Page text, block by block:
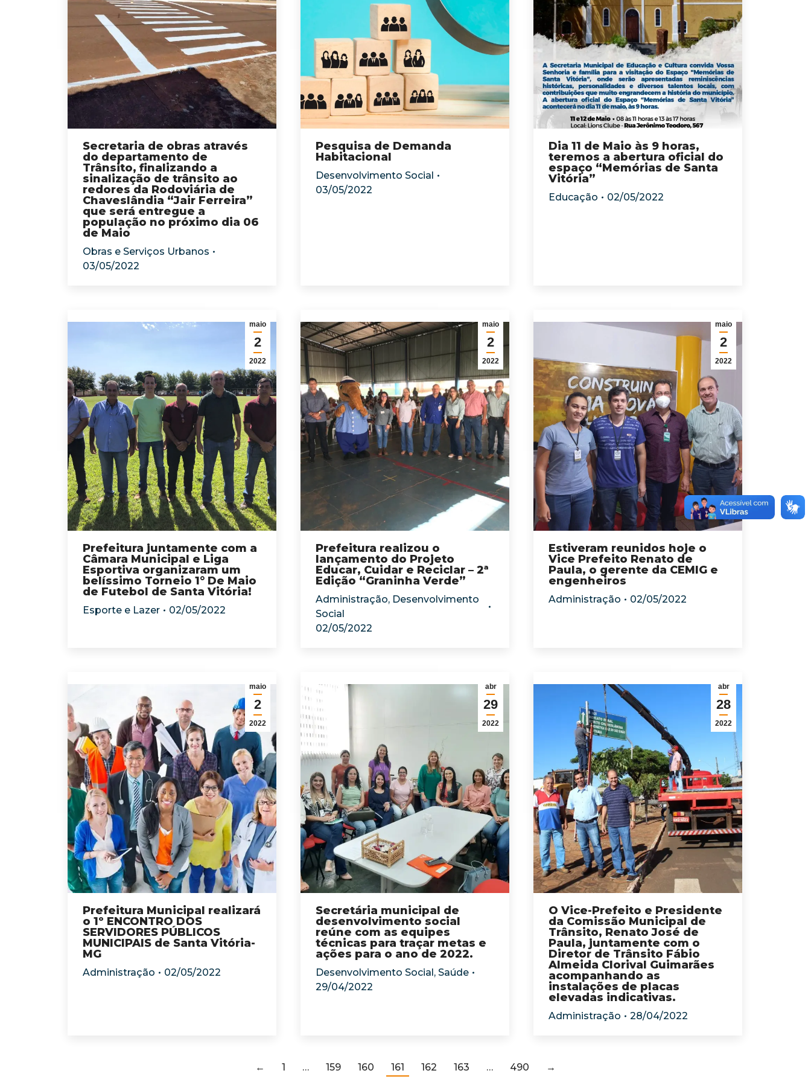
Secretaria de obras através
do departamento de
Trânsito, finalizando a
sinalização de trânsito ao
redores da Rodoviária de
Chaveslândia “Jair Ferreira”
que será entregue a
população no próximo dia 06
de Maio
Obras e Serviços Urbanos
03/05/2022
Pesquisa de Demanda
Habitacional
Desenvolvimento Social
03/05/2022
Dia 11 de Maio às 9 horas,
teremos a abertura oficial do
espaço “Memórias de Santa
Vitória”
Educação 02/05/2022
maio
2
2022
Prefeitura juntamente com a
Câmara Municipal e Liga
Esportiva organizaram um
belíssimo Torneio 1° De Maio
de Futebol de Santa Vitória!
Esporte e Lazer 02/05/2022
maio
2
2022
Prefeitura realizou o
lançamento do Projeto
Educar, Cuidar e Reciclar – 2ª
Edição “Graninha Verde”
Administração, Desenvolvimento
Social
02/05/2022
maio
2
2022
Estiveram reunidos hoje o
Vice Prefeito Renato de
Paula, o gerente da CEMIG e
engenheiros
Administração 02/05/2022
maio
2
2022
Prefeitura Municipal realizará
o 1º ENCONTRO DOS
SERVIDORES PÚBLICOS
MUNICIPAIS de Santa Vitória-
MG
Administração 02/05/2022
abr
29
2022
Secretária municipal de
desenvolvimento social
reúne com as equipes
técnicas para traçar metas e
ações para o ano de 2022.
Desenvolvimento Social, Saúde
29/04/2022
abr
28
2022
O Vice-Prefeito e Presidente
da Comissão Municipal de
Trânsito, Renato José de
Paula, juntamente com o
Diretor de Trânsito Fábio
Almeida Clorival Guimarães
acompanhando as
instalações de placas
elevadas indicativas.
Administração 28/04/2022
← 1 … 159 160 161 162 163 … 490 →